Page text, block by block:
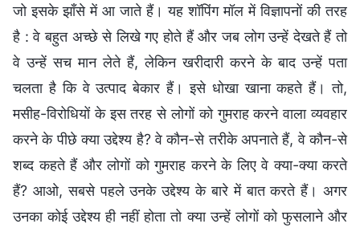
जो इसके झाँसे में आ जाते हैं। यह शॉपिंग मॉल में विज्ञापनों की तरह
है : वे बहुत अच्छे से लिखे गए होते हैं और जब लोग उन्हें देखते हैं तो
वे उन्हें सच मान लेते हैं, लेकिन खरीदारी करने के बाद उन्हें पता
चलता है कि वे उत्पाद बेकार हैं। इसे धोखा खाना कहते हैं। तो,
मसीह-विरोधियों के इस तरह से लोगों को गुमराह करने वाला व्यवहार
करने के पीछे क्या उद्देश्य है? वे कौन-से तरीके अपनाते हैं, वे कौन-से
शब्द कहते हैं और लोगों को गुमराह करने के लिए वे क्या-क्या करते
हैं? आओ, सबसे पहले उनके उद्देश्य के बारे में बात करते हैं। अगर
उनका कोई उद्देश्य ही नहीं होता तो क्या उन्हें लोगों को फुसलाने और